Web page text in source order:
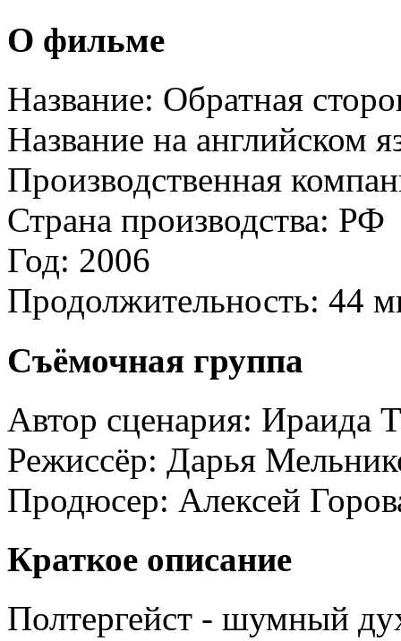
О фильме
Название: Обратная
Название на английском
Производственная
Страна производства: РФ
Год: 2006
Продолжительность: 44
Съёмочная группа
Автор сценария: Ираида
Режиссёр: Дарья
Продюсер: Алексей
Краткое описание
Полтергейст - шумный